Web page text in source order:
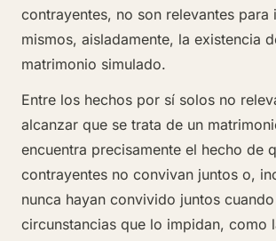
contrayentes, no son relevantes para
mismos, aisladamente, la existencia
matrimonio simulado.
Entre los hechos por sí solos no
alcanzar que se trata de un
encuentra precisamente el hecho de
contrayentes no convivan juntos o,
nunca hayan convivido juntos
circunstancias que lo impidan, como